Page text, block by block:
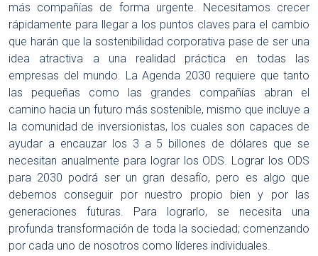
más compañías de forma urgente. Necesitamos crecer
rápidamente para llegar a los puntos claves para el cambio
que harán que la sostenibilidad corporativa pase de ser una
idea atractiva a una realidad práctica en todas las
empresas del mundo. La Agenda 2030 requiere que tanto
las pequeñas como las grandes compañías abran el
camino hacia un futuro más sostenible, mismo que incluye a
la comunidad de inversionistas, los cuales son capaces de
ayudar a encauzar los 3 a 5 billones de dólares que se
necesitan anualmente para lograr los ODS. Lograr los ODS
para 2030 podrá ser un gran desafío, pero es algo que
debemos conseguir por nuestro propio bien y por las
generaciones futuras. Para lograrlo, se necesita una
profunda transformación de toda la sociedad; comenzando
por cada uno de nosotros como líderes individuales.